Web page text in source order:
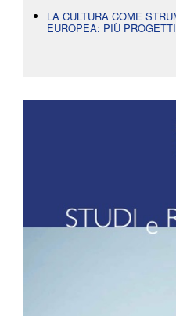
LA CULTURA COME
EUROPEA: PIÙ